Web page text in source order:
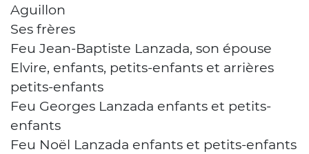
Aguillon
Ses frères
Feu Jean-Baptiste Lanzada, son épouse
Elvire, enfants, petits-enfants et arrières
petits-enfants
Feu Georges Lanzada enfants et petits-
enfants
Feu Noël Lanzada enfants et petits-enfants